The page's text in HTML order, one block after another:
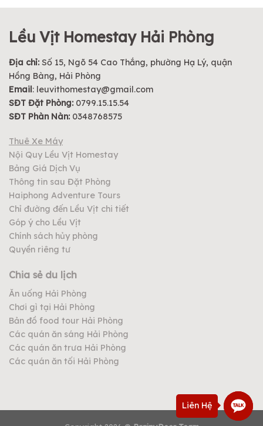
Lều Vịt Homestay Hải Phòng
Địa chỉ: Số 15, Ngõ 54 Cao Thắng, phường Hạ Lý, quận
Hồng Bàng, Hải Phòng
Email: leuvithomestay@gmail.com
SĐT Đặt Phòng: 0799.15.15.54
SĐT Phàn Nàn: 0348768575
Thuê Xe Máy
Nội Quy Lều Vịt Homestay
Bảng Giá Dịch Vụ
Thông tin sau Đặt Phòng
Haiphong Adventure Tours
Chỉ đường đến Lều Vịt chi tiết
Góp ý cho Lều Vịt
Chính sách hủy phòng
Quyền riêng tư
Chia sẻ du lịch
Ăn uống Hải Phòng
Chơi gì tại Hải Phòng
Bản đồ food tour Hải Phòng
Các quán ăn sáng Hải Phòng
Các quán ăn trưa Hải Phòng
Các quán ăn tối Hải Phòng
Liên Hệ